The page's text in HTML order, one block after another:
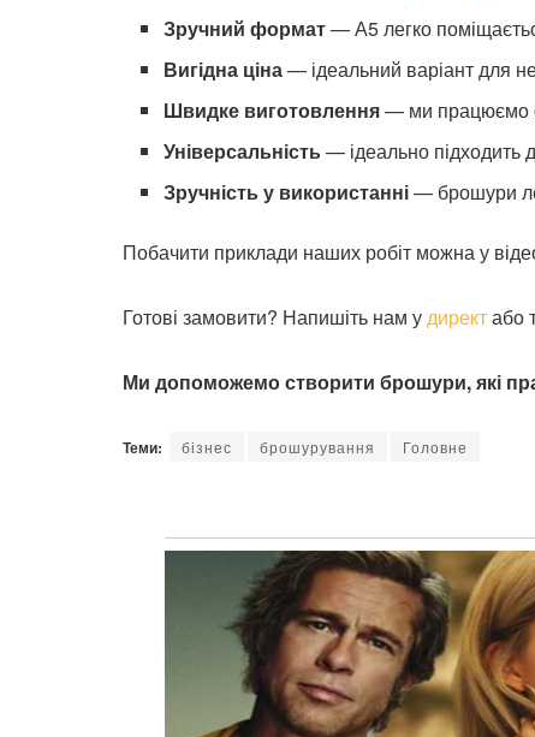
Зручний формат— А5 легко
Вигідна ціна— ідеальний варіант для
Швидке виготовлення— ми працюємо
Універсальність— ідеально підходить
Зручність у використанні— брошури
Побачити приклади наших робіт можна у
Готові замовити? Напишіть нам у директабо
Ми допоможемо створити брошури, які
Теми: бізнес брошурування Головне